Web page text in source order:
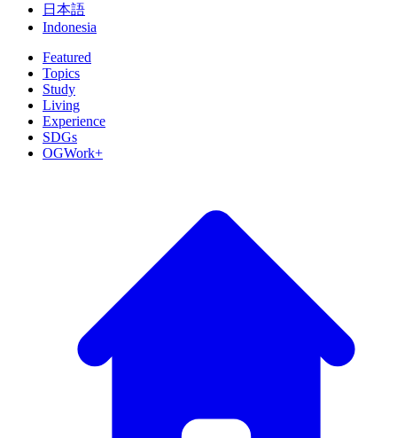
日本語
Indonesia
Featured
Topics
Study
Living
Experience
SDGs
OGWork+